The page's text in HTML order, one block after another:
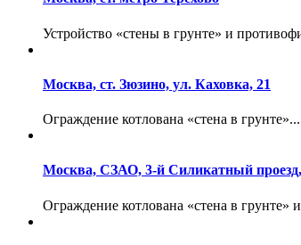
Устройство «стены в грунте» и
Москва, ст. Зюзино, ул. Каховка, 21
Ограждение котлована «стена в грунте»...
Москва, СЗАО, 3-й Силикатный
Ограждение котлована «стена в грунте»